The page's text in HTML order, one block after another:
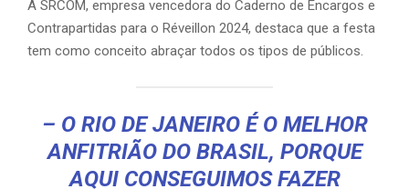
A SRCOM, empresa vencedora do Caderno de Encargos e
Contrapartidas para o Réveillon 2024, destaca que a festa
tem como conceito abraçar todos os tipos de públicos.
– O RIO DE JANEIRO É O MELHOR
ANFITRIÃO DO BRASIL, PORQUE
AQUI CONSEGUIMOS FAZER